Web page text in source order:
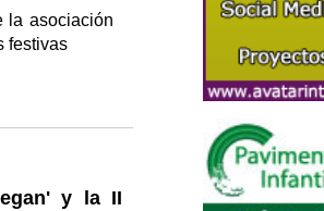
la asociación
festivas
y la II